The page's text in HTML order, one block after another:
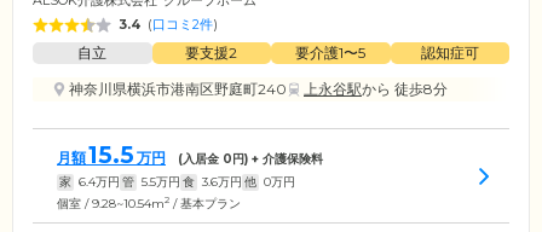
3.4 (口コミ2件)
自立 要支援2 要介護1〜5
認知症可
神奈川県横浜市港南区野庭町240
上永谷駅から 徒歩8分
月額15.5 万円 (入居金 0円) + 介護保険料
家 6.4万円 管 5.5万円 食 3.6万円 他 0万円
個室 / 9.28~10.54m2 / 基本プラン